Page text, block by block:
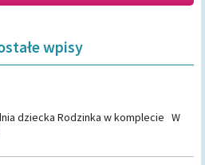
wpisy
dziecka Rodzinka w komplecie W